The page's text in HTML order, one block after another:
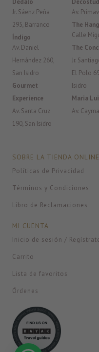
Dédalo
Jr. Sáenz Peña
295, Barranco
Índigo
Av. Daniel
Hernández 260,
San Isidro
Gourmet
Experience
Av. Santa Cruz
190, San Isidro
Av.
The
Calle
The
Jr.
El Polo
Isidro
Maria
Av.
SOBRE LA TIENDA ONLINE
Políticas de Privacidad
Términos y Condiciones
Libro de Reclamaciones
MI CUENTA
Inicio de sesión /
Carrito
Lista de favoritos
Órdenes